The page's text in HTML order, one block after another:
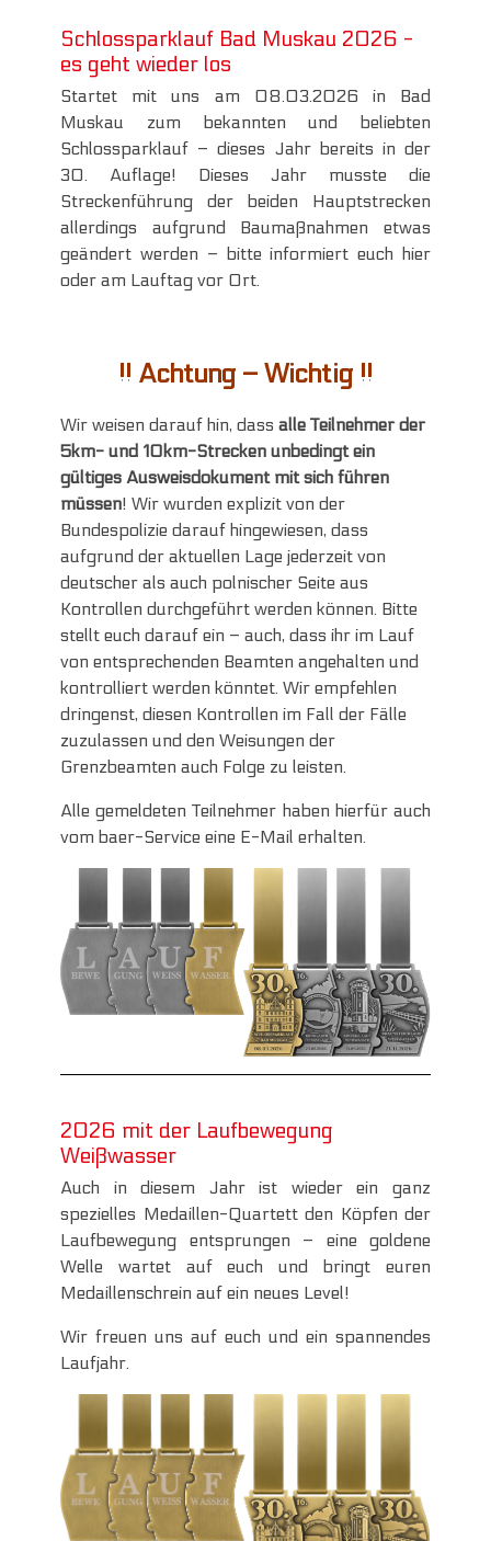
Schlossparklauf Bad Muskau 2026 -
es geht wieder los
Startet mit uns am 08.03.2026 in Bad
Muskau zum bekannten und beliebten
Schlossparklauf – dieses Jahr bereits in der
30. Auflage! Dieses Jahr musste die
Streckenführung der beiden Hauptstrecken
allerdings aufgrund Baumaßnahmen etwas
geändert werden – bitte informiert euch hier
oder am Lauftag vor Ort.
!! Achtung – Wichtig !!
Wir weisen darauf hin, dass alle Teilnehmer der
5km- und 10km-Strecken unbedingt ein
gültiges Ausweisdokument mit sich führen
müssen! Wir wurden explizit von der
Bundespolizie darauf hingewiesen, dass
aufgrund der aktuellen Lage jederzeit von
deutscher als auch polnischer Seite aus
Kontrollen durchgeführt werden können. Bitte
stellt euch darauf ein – auch, dass ihr im Lauf
von entsprechenden Beamten angehalten und
kontrolliert werden könntet. Wir empfehlen
dringenst, diesen Kontrollen im Fall der Fälle
zuzulassen und den Weisungen der
Grenzbeamten auch Folge zu leisten.
Alle gemeldeten Teilnehmer haben hierfür auch
vom baer-Service eine E-Mail erhalten.
2026 mit der Laufbewegung
Weißwasser
Auch in diesem Jahr ist wieder ein ganz
spezielles Medaillen-Quartett den Köpfen der
Laufbewegung entsprungen – eine goldene
Welle wartet auf euch und bringt euren
Medaillenschrein auf ein neues Level!
Wir freuen uns auf euch und ein spannendes
Laufjahr.